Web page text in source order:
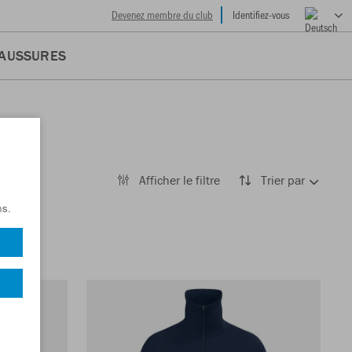
Devenez membre du club Identifiez-vous
Afficher le filtre Trier par